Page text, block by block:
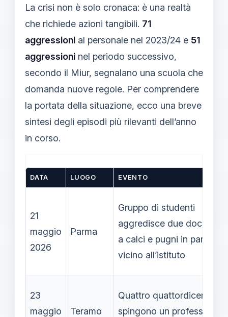
La crisi non è solo cronaca: è una realtà
che richiede azioni tangibili. 71
aggressioni al personale nel 2023/24 e 51
aggressioni nel periodo successivo,
secondo il Miur, segnalano una scuola che
domanda nuove regole. Per comprendere
la portata della situazione, ecco una breve
sintesi degli episodi più rilevanti dell’anno
in corso.
DATA LUOGO EVENTO
21
maggio
2026
Parma
Gruppo di studenti
aggredisce due docenti
a calci e pugni in parco
vicino all’istituto
23
maggio
Teramo
Quattro quattordicenni
spingono un professore